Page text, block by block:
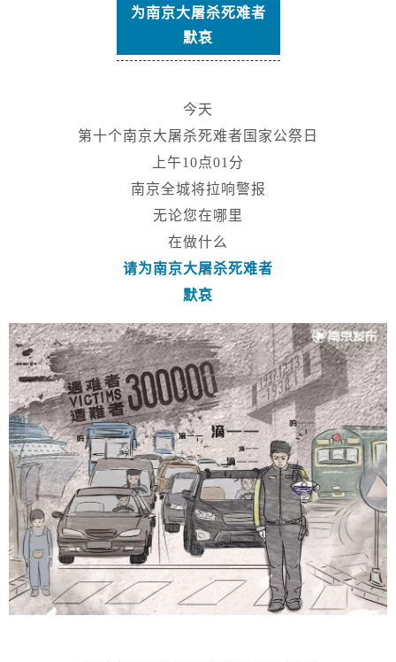
为南京大屠杀死难者
默哀
今天
第十个南京大屠杀死难者国家公祭日
上午10点01分
南京全城将拉响警报
无论您在哪里
在做什么
请为南京大屠杀死难者
默哀